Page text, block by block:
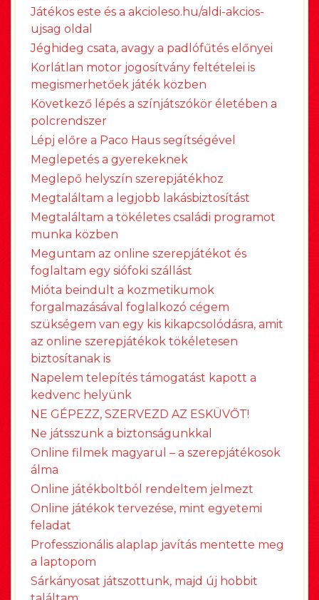
Játékos este és a akcioleso.hu/aldi-akcios-
ujsag oldal
Jéghideg csata, avagy a padlófűtés előnyei
Korlátlan motor jogosítvány feltételei is
megismerhetőek játék közben
Következő lépés a színjátszókör életében a
polcrendszer
Lépj előre a Paco Haus segítségével
Meglepetés a gyerekeknek
Meglepő helyszín szerepjátékhoz
Megtaláltam a legjobb lakásbiztosítást
Megtaláltam a tökéletes családi programot
munka közben
Meguntam az online szerepjátékot és
foglaltam egy siófoki szállást
Mióta beindult a kozmetikumok
forgalmazásával foglalkozó cégem
szükségem van egy kis kikapcsolódásra, amit
az online szerepjátékok tökéletesen
biztosítanak is
Napelem telepítés támogatást kapott a
kedvenc helyünk
NE GÉPEZZ, SZERVEZD AZ ESKÜVŐT!
Ne játsszunk a biztonságunkkal
Online filmek magyarul – a szerepjátékosok
álma
Online játékboltból rendeltem jelmezt
Online játékok tervezése, mint egyetemi
feladat
Professzionális alaplap javítás mentette meg
a laptopom
Sárkányosat játszottunk, majd új hobbit